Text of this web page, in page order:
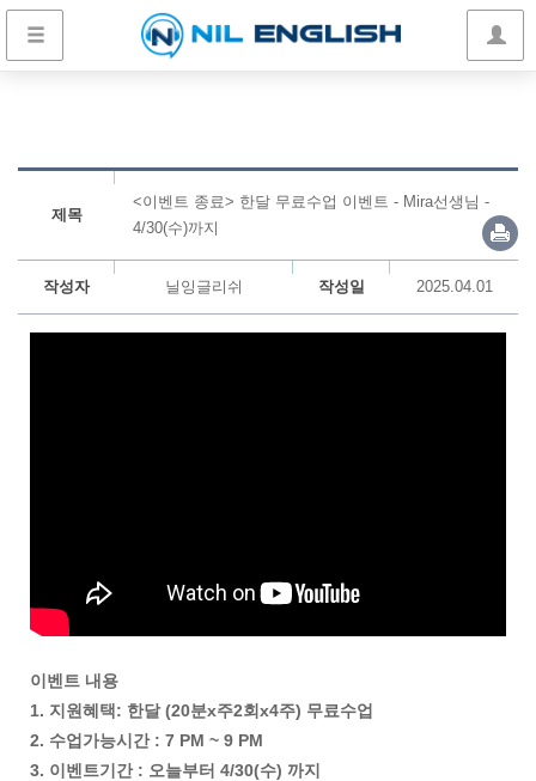
제목
<이벤트 종료> 한달 무료수업 이벤트 - Mira선생님 -
4/30(수)까지
작성자 닐잉글리쉬 작성일 2025.04.01
이벤트 내용
1. 지원혜택: 한달 (20분x주2회x4주) 무료수업
2. 수업가능시간 : 7 PM ~ 9 PM
3. 이벤트기간 : 오늘부터 4/30(수) 까지